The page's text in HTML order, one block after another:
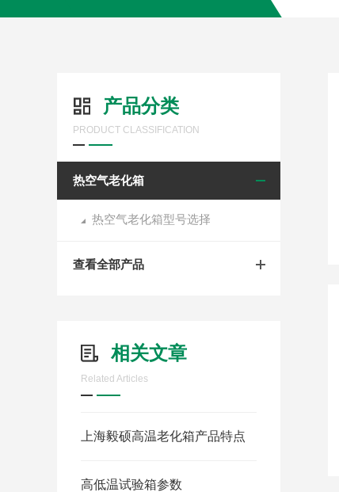
产品分类
PRODUCT CLASSIFICATION
热空气老化箱
热空气老化箱型号选择
查看全部产品
相关文章
Related Articles
上海毅硕高温老化箱产品特点
高低温试验箱参数